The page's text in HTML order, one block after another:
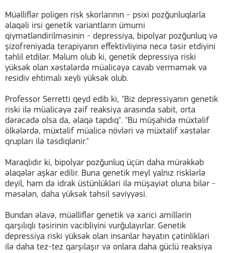
Müəlliflər poligen risk skorlarının - psixi pozğunluqlarla
əlaqəli irsi genetik variantların ümumi
qiymətləndirilməsinin - depressiya, bipolyar pozğunluq və
şizofreniyada terapiyanın effektivliyinə necə təsir etdiyini
təhlil etdilər. Məlum olub ki, genetik depressiya riski
yüksək olan xəstələrdə müalicəyə cavab verməmək və
residiv ehtimalı xeyli yüksək olub.
Professor Serretti qeyd edib ki, "Biz depressiyanın genetik
riski ilə müalicəyə zəif reaksiya arasında sabit, orta
dərəcədə olsa da, əlaqə tapdıq". "Bu müşahidə müxtəlif
ölkələrdə, müxtəlif müalicə növləri və müxtəlif xəstələr
qrupları ilə təsdiqlənir."
Maraqlıdır ki, bipolyar pozğunluq üçün daha mürəkkəb
əlaqələr aşkar edilir. Buna genetik meyl yalnız risklərlə
deyil, həm də idrak üstünlükləri ilə müşayiət oluna bilər -
məsələn, daha yüksək təhsil səviyyəsi.
Bundan əlavə, müəlliflər genetik və xarici amillərin
qarşılıqlı təsirinin vacibliyini vurğulayırlar. Genetik
depressiya riski yüksək olan insanlar həyatın çətinlikləri
ilə daha tez-tez qarşılaşır və onlara daha güclü reaksiya